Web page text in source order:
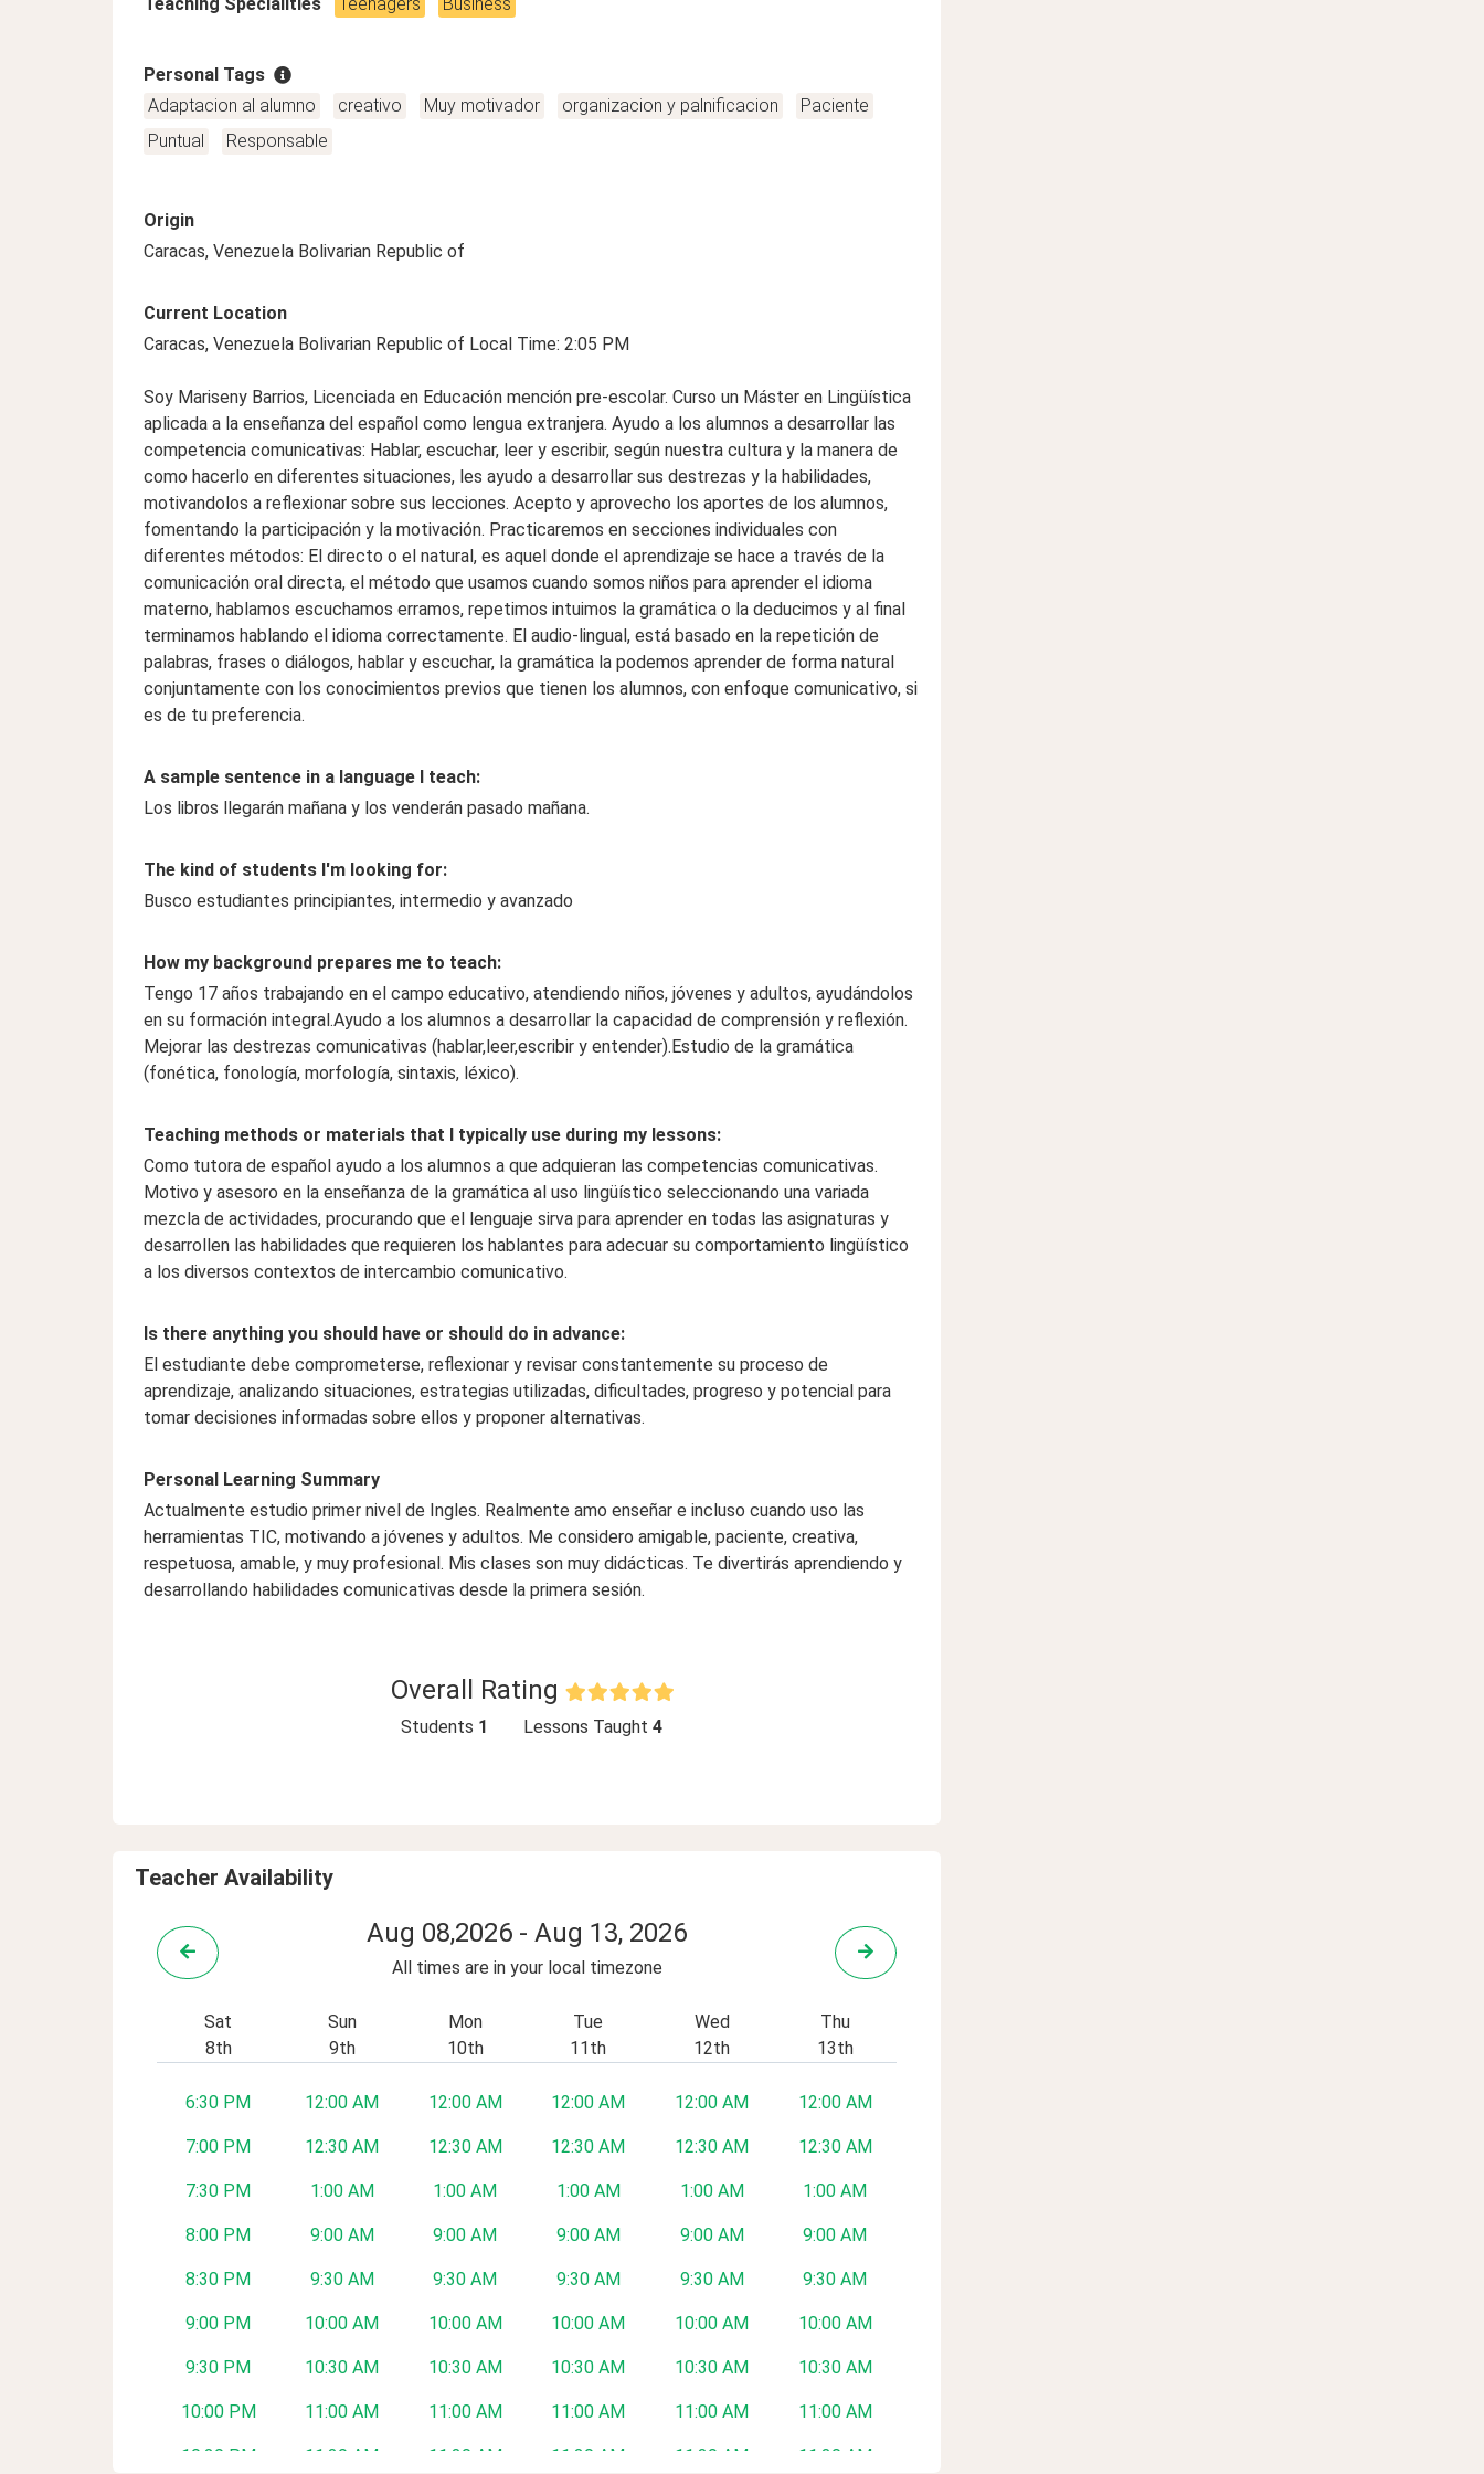
Teaching Specialities Teenagers Business
Personal Tags
Adaptacion al alumno
creativo Muy motivador organizacion y palnificacion
Paciente
Puntual
Responsable
Origin
Caracas, Venezuela Bolivarian Republic of
Current Location
Caracas, Venezuela Bolivarian Republic of Local Time: 2:05 PM
Soy Mariseny Barrios, Licenciada en Educación mención pre-escolar. Curso un Máster en Lingüística
aplicada a la enseñanza del español como lengua extranjera. Ayudo a los alumnos a desarrollar las
competencia comunicativas: Hablar, escuchar, leer y escribir, según nuestra cultura y la manera de
como hacerlo en diferentes situaciones, les ayudo a desarrollar sus destrezas y la habilidades,
motivandolos a reflexionar sobre sus lecciones. Acepto y aprovecho los aportes de los alumnos,
fomentando la participación y la motivación. Practicaremos en secciones individuales con
diferentes métodos: El directo o el natural, es aquel donde el aprendizaje se hace a través de la
comunicación oral directa, el método que usamos cuando somos niños para aprender el idioma
materno, hablamos escuchamos erramos, repetimos intuimos la gramática o la deducimos y al final
terminamos hablando el idioma correctamente. El audio-lingual, está basado en la repetición de
palabras, frases o diálogos, hablar y escuchar, la gramática la podemos aprender de forma natural
conjuntamente con los conocimientos previos que tienen los alumnos, con enfoque comunicativo, si
es de tu preferencia.
A sample sentence in a language I teach:
Los libros llegarán mañana y los venderán pasado mañana.
The kind of students I'm looking for:
Busco estudiantes principiantes, intermedio y avanzado
How my background prepares me to teach:
Tengo 17 años trabajando en el campo educativo, atendiendo niños, jóvenes y adultos, ayudándolos
en su formación integral.Ayudo a los alumnos a desarrollar la capacidad de comprensión y reflexión.
Mejorar las destrezas comunicativas (hablar,leer,escribir y entender).Estudio de la gramática
(fonética, fonología, morfología, sintaxis, léxico).
Teaching methods or materials that I typically use during my lessons:
Como tutora de español ayudo a los alumnos a que adquieran las competencias comunicativas.
Motivo y asesoro en la enseñanza de la gramática al uso lingüístico seleccionando una variada
mezcla de actividades, procurando que el lenguaje sirva para aprender en todas las asignaturas y
desarrollen las habilidades que requieren los hablantes para adecuar su comportamiento lingüístico
a los diversos contextos de intercambio comunicativo.
Is there anything you should have or should do in advance:
El estudiante debe comprometerse, reflexionar y revisar constantemente su proceso de
aprendizaje, analizando situaciones, estrategias utilizadas, dificultades, progreso y potencial para
tomar decisiones informadas sobre ellos y proponer alternativas.
Personal Learning Summary
Actualmente estudio primer nivel de Ingles. Realmente amo enseñar e incluso cuando uso las
herramientas TIC, motivando a jóvenes y adultos. Me considero amigable, paciente, creativa,
respetuosa, amable, y muy profesional. Mis clases son muy didácticas. Te divertirás aprendiendo y
desarrollando habilidades comunicativas desde la primera sesión.
Overall Rating
Students 1 Lessons Taught 4
Teacher Availability
Aug 08,2026 - Aug 13, 2026
All times are in your local timezone
Sat
8th
6:30 PM
7:00 PM
7:30 PM
8:00 PM
8:30 PM
9:00 PM
9:30 PM
10:00 PM
10:30 PM
Sun
9th
12:00 AM
12:30 AM
1:00 AM
9:00 AM
9:30 AM
10:00 AM
10:30 AM
11:00 AM
11:30 AM
Mon
10th
12:00 AM
12:30 AM
1:00 AM
9:00 AM
9:30 AM
10:00 AM
10:30 AM
11:00 AM
11:30 AM
Tue
11th
12:00 AM
12:30 AM
1:00 AM
9:00 AM
9:30 AM
10:00 AM
10:30 AM
11:00 AM
11:30 AM
Wed
12th
12:00 AM
12:30 AM
1:00 AM
9:00 AM
9:30 AM
10:00 AM
10:30 AM
11:00 AM
11:30 AM
Thu
13th
12:00 AM
12:30 AM
1:00 AM
9:00 AM
9:30 AM
10:00 AM
10:30 AM
11:00 AM
11:30 AM